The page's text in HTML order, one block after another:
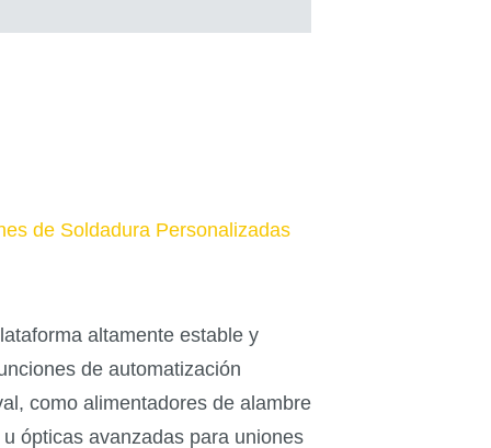
de Soldadura Personalizadas
altamente estable y
de automatización
como alimentadores de alambre
ópticas avanzadas para uniones